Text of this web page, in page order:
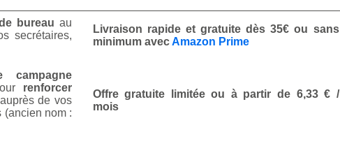
bureau au
secrétaires,
Livraison rapide et gratuite dès 35€ ou sans
minimum avecAmazon Prime
campagne
renforcer
auprès de vos
(ancien nom :
Offre gratuite limitée ou à partir de 6,33 € /
mois